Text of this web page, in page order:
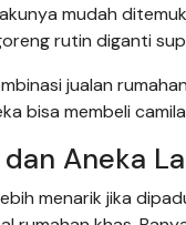
mudah
rutin diganti
jualan
bisa membeli
Aneka
menarik jika